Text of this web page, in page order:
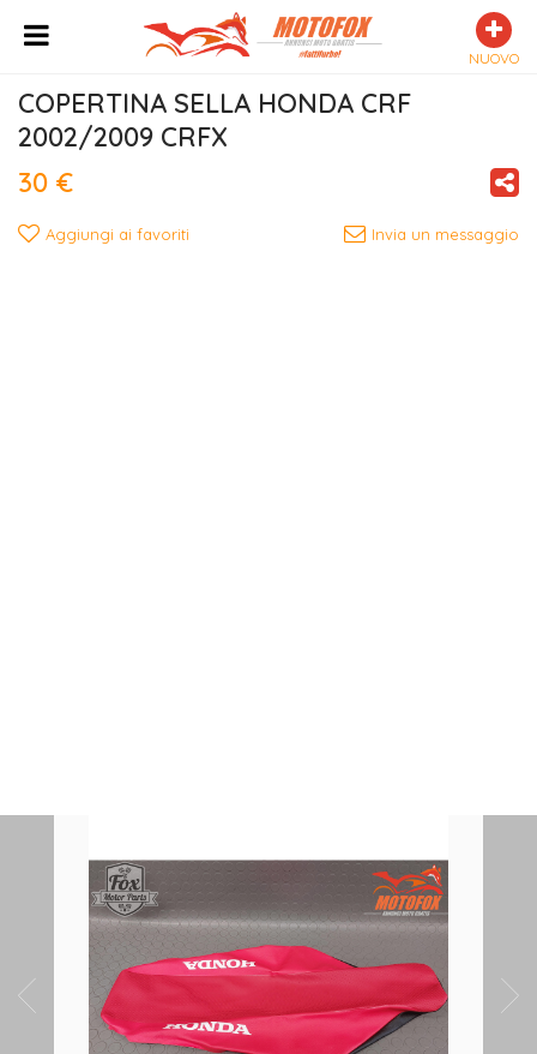
NUOVO
COPERTINA SELLA HONDA CRF
2002/2009 CRFX
30 €
Aggiungi ai favoriti Invia un messaggio